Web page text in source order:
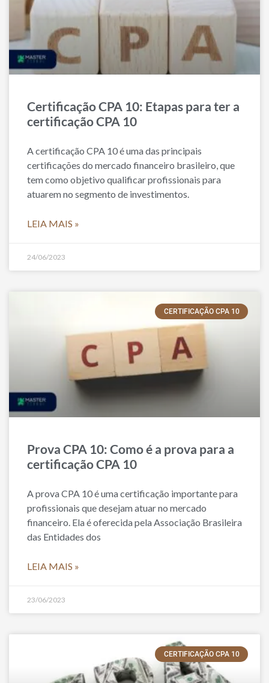
Certificação CPA 10: Etapas para ter a
certificação CPA 10
A certificação CPA 10 é uma das principais
certificações do mercado financeiro brasileiro, que
tem como objetivo qualificar profissionais para
atuarem no segmento de investimentos.
LEIA MAIS »
24/06/2023
CERTIFICAÇÃO CPA 10
Prova CPA 10: Como é a prova para a
certificação CPA 10
A prova CPA 10 é uma certificação importante para
profissionais que desejam atuar no mercado
financeiro. Ela é oferecida pela Associação Brasileira
das Entidades dos
LEIA MAIS »
23/06/2023
CERTIFICAÇÃO CPA 10